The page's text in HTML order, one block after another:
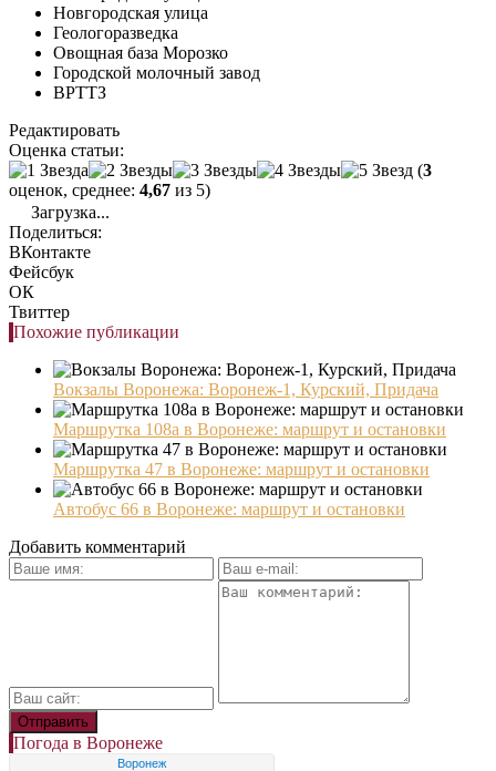
Новгородская улица
Геологоразведка
Овощная база Морозко
Городской молочный завод
ВРТТЗ
Редактировать
Оценка статьи:
(3
оценок, среднее: 4,67 из 5)
Загрузка...
Поделиться:
ВКонтакте
Фейсбук
ОК
Твиттер
Похожие публикации
Вокзалы Воронежа: Воронеж-1, Курский, Придача
Маршрутка 108а в Воронеже: маршрут и остановки
Маршрутка 47 в Воронеже: маршрут и остановки
Автобус 66 в Воронеже: маршрут и остановки
Добавить комментарий
Погода в Воронеже
Воронеж